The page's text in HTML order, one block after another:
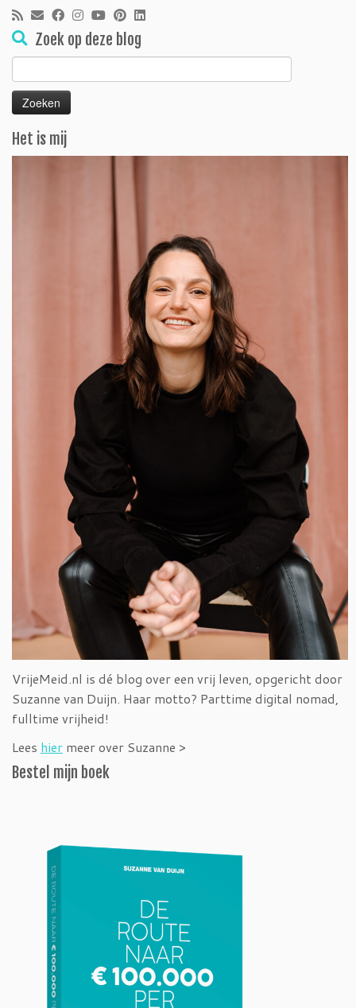
Zoek op deze blog
Zoeken
naar:
Het is mij
VrijeMeid.nl is dé blog over een vrij leven, opgericht door
Suzanne van Duijn. Haar motto? Parttime digital nomad,
fulltime vrijheid!
Lees hier meer over Suzanne >
Bestel mijn boek